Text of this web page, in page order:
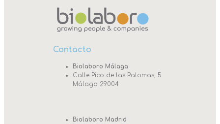
Contacto
Biolaboro Málaga
Calle Pico de las Palomas, 5
Málaga 29004
Biolaboro Madrid